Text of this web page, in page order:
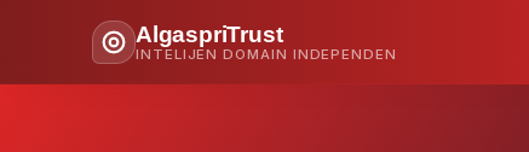
AlgaspriTrust
INTELIJEN DOMAIN INDEPENDEN